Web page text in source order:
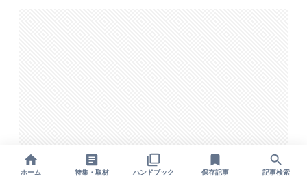
ホーム 特集・取材 ハンドブック 保存記事 記事検索